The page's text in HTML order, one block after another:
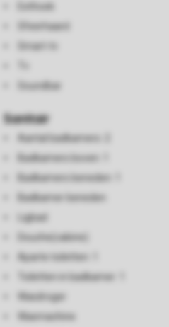
Eethoek
Sfeerhaard
Smart-tv
Soundbar
Sanitair
Aantal badkamers: 2
Badkamers boven: 1
Badkamers beneden: 1
Badkamer beneden
Ligbad
Douche(cabine)
Aparte toiletten: 1
Toiletten in badkamer: 1
Wasdroger
Wasmachine